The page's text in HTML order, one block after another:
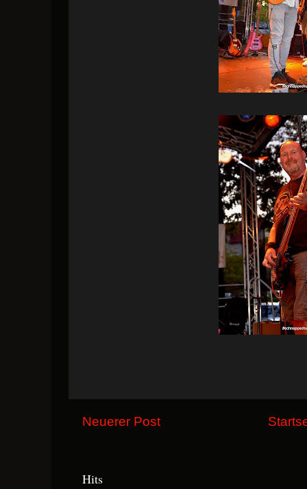
Neuerer Post
Hits